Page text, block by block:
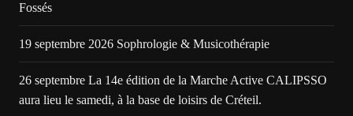
Fossés
19 septembre 2026 Sophrologie & Musicothérapie
26 septembre La 14e édition de la Marche Active CALIPSSO
aura lieu le samedi, à la base de loisirs de Créteil.